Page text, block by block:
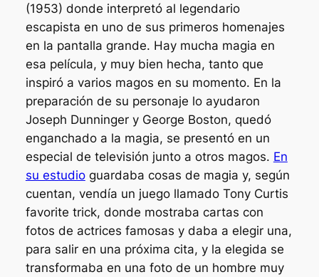
(1953) donde interpretó al legendario
escapista en uno de sus primeros homenajes
en la pantalla grande. Hay mucha magia en
esa película, y muy bien hecha, tanto que
inspiró a varios magos en su momento. En la
preparación de su personaje lo ayudaron
Joseph Dunninger y George Boston, quedó
enganchado a la magia, se presentó en un
especial de televisión junto a otros magos. En
su estudioguardaba cosas de magia y, según
cuentan, vendía un juego llamado Tony Curtis
favorite trick, donde mostraba cartas con
fotos de actrices famosas y daba a elegir una,
para salir en una próxima cita, y la elegida se
transformaba en una foto de un hombre muy